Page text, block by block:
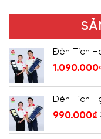
Đèn Tích
1.090.000
Đèn Tích
990.000₫